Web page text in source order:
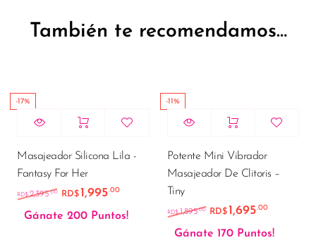
También te recomendamos…
-17%
Masajeador Silicona Lila -
Fantasy For Her
RD$ 2,395.00 El precio original era: RD$2,395.00.
RD$ 1,995.00El precio actual es: RD$1,995.00.
Gánate 200 Puntos!
-11%
Potente Mini Vibrador
Masajeador De Clitoris –
Tiny
RD$ 1,895.00 El precio original
RD$ 1,695.00El precio
Gánate 170 Puntos!